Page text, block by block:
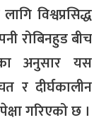
विश्वप्रसिद्ध
रोबिनहुड बीच
अनुसार यस
र दीर्घकालीन
गरिएको छ ।